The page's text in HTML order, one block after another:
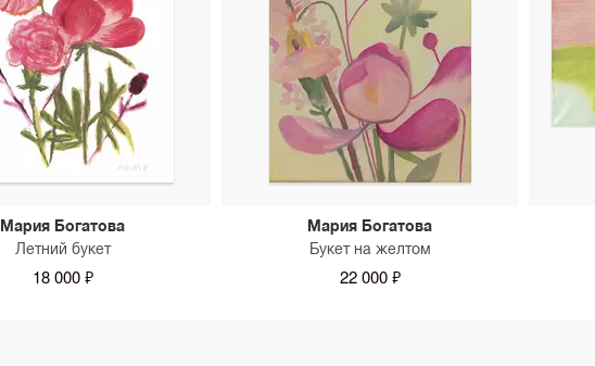
Мария Богатова
Летний букет
18 000 ₽
Мария Богатова
Букет на желтом
22 000 ₽